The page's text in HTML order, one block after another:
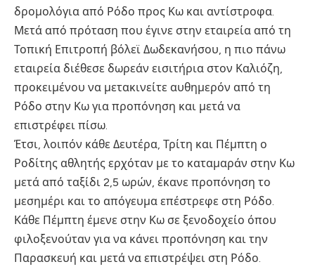
δρομολόγια από Ρόδο προς Κω και αντίστροφα.
Μετά από πρόταση που έγινε στην εταιρεία από τη
Τοπική Επιτροπή βόλεϊ Δωδεκανήσου, η πιο πάνω
εταιρεία διέθεσε δωρεάν εισιτήρια στον Καλιόζη,
προκειμένου να μετακινείτε αυθημερόν από τη
Ρόδο στην Κω για προπόνηση και μετά να
επιστρέφει πίσω.
Έτσι, λοιπόν κάθε Δευτέρα, Τρίτη και Πέμπτη ο
Ροδίτης αθλητής ερχόταν με το καταμαράν στην Κω
μετά από ταξίδι 2,5 ωρών, έκανε προπόνηση το
μεσημέρι και το απόγευμα επέστρεφε στη Ρόδο.
Κάθε Πέμπτη έμενε στην Κω σε ξενοδοχείο όπου
φιλοξενούταν για να κάνει προπόνηση και την
Παρασκευή και μετά να επιστρέψει στη Ρόδο.